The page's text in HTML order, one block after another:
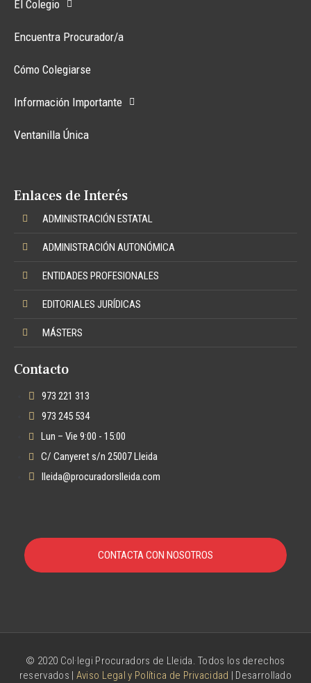
El Colegio
Encuentra Procurador/a
Cómo Colegiarse
Información Importante
Ventanilla Única
Enlaces de Interés
ADMINISTRACIÓN ESTATAL
ADMINISTRACIÓN AUTONÓMICA
ENTIDADES PROFESIONALES
EDITORIALES JURÍDICAS
MÁSTERS
Contacto
973 221 313
973 245 534
Lun – Vie 9:00 - 15:00
C/ Canyeret s/n 25007 Lleida
lleida@procuradorslleida.com
CONTACTA CON NOSOTROS
© 2020 Col·legi Procuradors de Lleida. Todos los derechos
reservados | Aviso Legal y Política de Privacidad | Desarrollado